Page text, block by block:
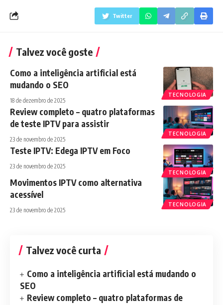
Twitter
Talvez você goste
TECNOLOGIA
Como a inteligência artificial está
mudando o SEO
18 de dezembro de 2025
TECNOLOGIA
Review completo – quatro plataformas
de teste IPTV para assistir
23 de novembro de 2025
TECNOLOGIA
Teste IPTV: Edega IPTV em Foco
23 de novembro de 2025
TECNOLOGIA
Movimentos IPTV como alternativa
acessível
23 de novembro de 2025
Talvez você curta
Como a inteligência artificial está mudando o
SEO
Review completo – quatro plataformas de